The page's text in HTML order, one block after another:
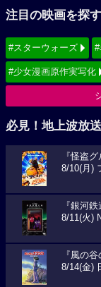
注目の映画を探す
#スターウォーズ
#少女漫画原作実写化
必見！地上波放
『怪盗
8/10(月)
『銀河鉄
8/11(火)
『風の
8/14(金)